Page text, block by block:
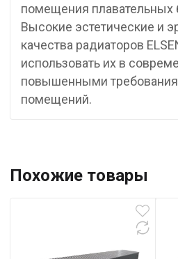
помещения плавательных
Высокие эстетические и
качества радиаторов
использовать их в
повышенными
помещений.
Похожие товары